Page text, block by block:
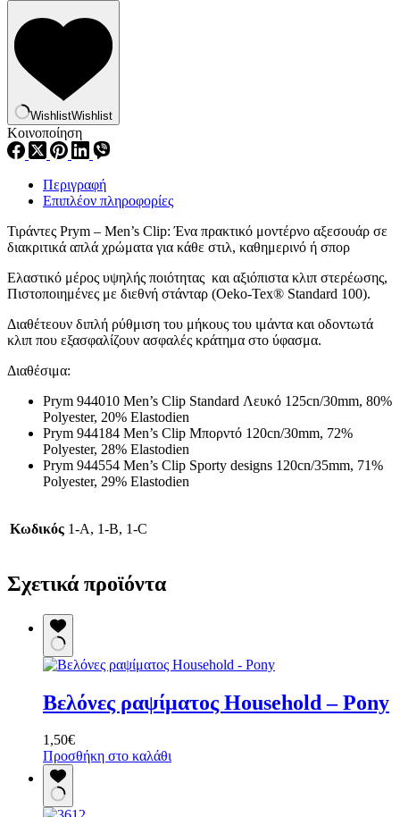
WishlistWishlist
Κοινοποίηση
Περιγραφή
Επιπλέον πληροφορίες
Τιράντες Prym – Men’s Clip: Ένα πρακτικό μοντέρνο αξεσουάρ σε
διακριτικά απλά χρώματα για κάθε στιλ, καθημερινό ή σπορ
Ελαστικό μέρος υψηλής ποιότητας και αξιόπιστα κλιπ στερέωσης,
Πιστοποιημένες με διεθνή στάνταρ (Oeko-Tex® Standard 100).
Διαθέτεουν διπλή ρύθμιση του μήκους του ιμάντα και οδοντωτά
κλιπ που εξασφαλίζουν ασφαλές κράτημα στο ύφασμα.
Διαθέσιμα:
Prym 944010 Men’s Clip Standard Λευκό 125cn/30mm, 80%
Polyester, 20% Elastodien
Prym 944184 Men’s Clip Μπορντό 120cn/30mm, 72%
Polyester, 28% Elastodien
Prym 944554 Men’s Clip Sporty designs 120cn/35mm, 71%
Polyester, 29% Elastodien
Κωδικός 1-Α, 1-B, 1-C
Σχετικά προϊόντα
Βελόνες ραψίματος Household – Pony
1,50€
Προσθήκη στο καλάθι